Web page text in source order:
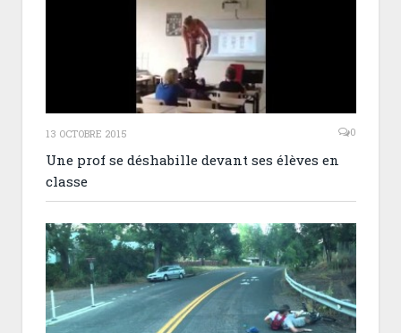
13 OCTOBRE 2015 0
Une prof se déshabille devant ses élèves en
classe